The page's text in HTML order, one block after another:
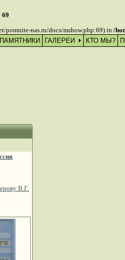
69
pomnite-nas.ru/docs/mshow.php:69) in /
ГАЛЕРЕИ КТО МЫ?
В.Г.